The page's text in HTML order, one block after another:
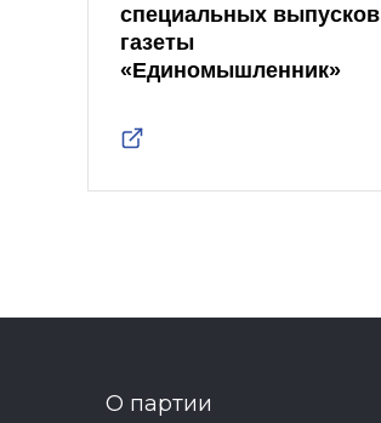
специальных выпусков
газеты
«Единомышленник»
О партии